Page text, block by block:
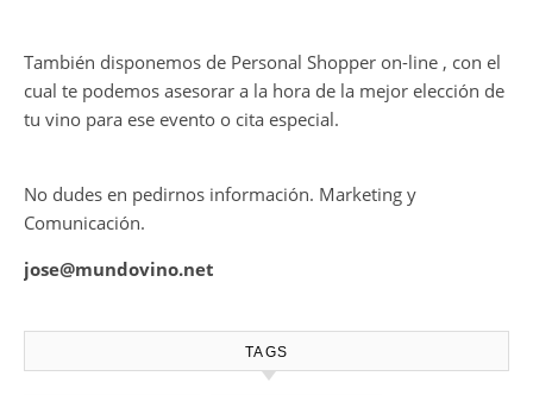
También disponemos de Personal Shopper on-line , con el
cual te podemos asesorar a la hora de la mejor elección de
tu vino para ese evento o cita especial.
No dudes en pedirnos información. Marketing y
Comunicación.
jose@mundovino.net
TAGS